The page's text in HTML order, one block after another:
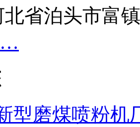
省泊头市富
型磨煤喷粉机